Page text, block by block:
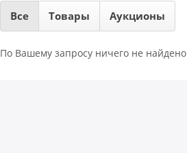
Все Товары Аукционы
По Вашему запросу ничего не найдено